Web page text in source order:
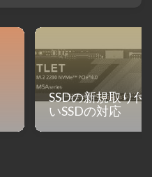
SSDの新規取り付
いSSDの対応